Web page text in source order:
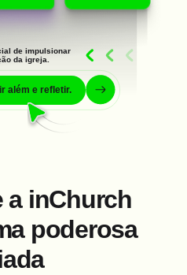
além e refletir.
de impulsionar
da igreja.
a inChurch
poderosa